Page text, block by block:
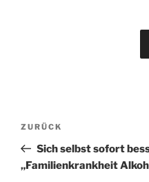
Vorheriger
Beitrag
ZURÜCK
Sich selbst sofort
„Familienkrankheit